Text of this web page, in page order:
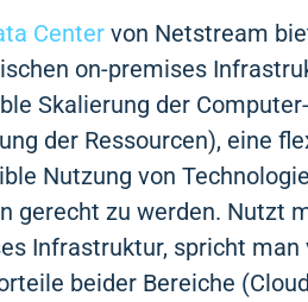
Center von Netstream
on-premises
Skalierung der
der Ressourcen), eine
Nutzung von
gerecht zu werden. Nutzt
Infrastruktur, spricht
beider Bereiche